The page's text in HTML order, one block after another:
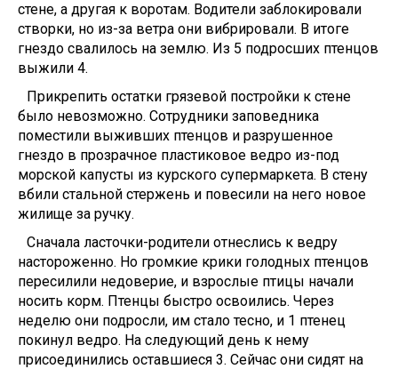
стене, а другая к воротам. Водители заблокировали
створки, но из-за ветра они вибрировали. В итоге
гнездо свалилось на землю. Из 5 подросших птенцов
выжили 4.
Прикрепить остатки грязевой постройки к стене
было невозможно. Сотрудники заповедника
поместили выживших птенцов и разрушенное
гнездо в прозрачное пластиковое ведро из-под
морской капусты из курского супермаркета. В стену
вбили стальной стержень и повесили на него новое
жилище за ручку.
Сначала ласточки-родители отнеслись к ведру
настороженно. Но громкие крики голодных птенцов
пересилили недоверие, и взрослые птицы начали
носить корм. Птенцы быстро освоились. Через
неделю они подросли, им стало тесно, и 1 птенец
покинул ведро. На следующий день к нему
присоединились оставшиеся 3. Сейчас они сидят на